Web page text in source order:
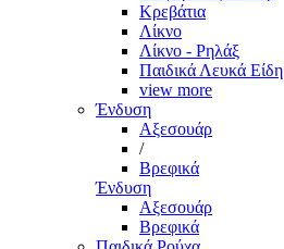
Κρεβάτια
Λίκνο
Λίκνο - Ρηλάξ
Παιδικά Λευκά Είδη
view more
Ένδυση
Αξεσουάρ
/
Βρεφικά
Ένδυση
Αξεσουάρ
Βρεφικά